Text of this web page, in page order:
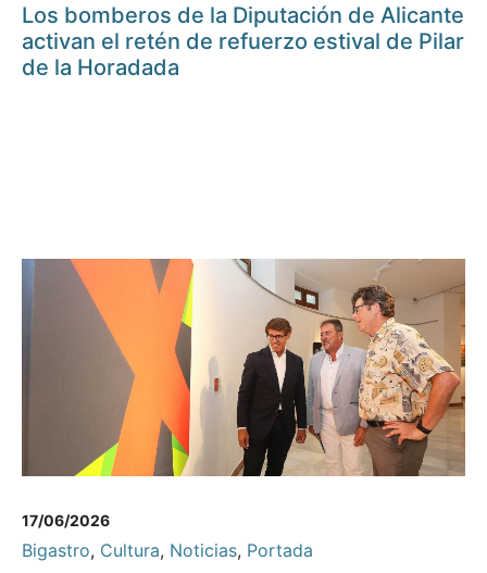
Los bomberos de la Diputación de Alicante
activan el retén de refuerzo estival de Pilar
de la Horadada
17/06/2026
Bigastro, Cultura, Noticias, Portada